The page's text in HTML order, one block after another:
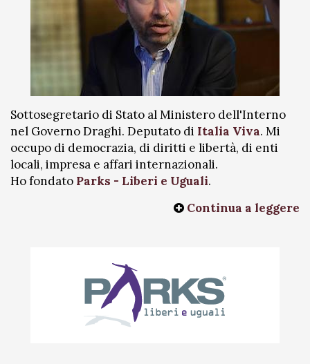
Sottosegretario di Stato al Ministero dell'Interno
nel Governo Draghi. Deputato di Italia Viva. Mi
occupo di democrazia, di diritti e libertà, di enti
locali, impresa e affari internazionali.
Ho fondato Parks - Liberi e Uguali.
Continua a leggere